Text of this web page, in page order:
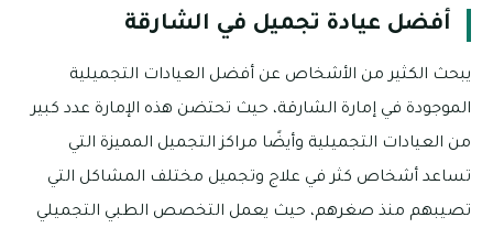
أفضل عيادة تجميل في الشارقة
يبحث الكثير من الأشخاص عن أفضل العيادات التجميلية
الموجودة في إمارة الشارقة، حيث تحتضن هذه الإمارة عدد كبير
من العيادات التجميلية وأيضًا مراكز التجميل المميزة التي
تساعد أشخاص كثر في علاج وتجميل مختلف المشاكل التي
تصيبهم منذ صغرهم، حيث يعمل التخصص الطبي التجميلي